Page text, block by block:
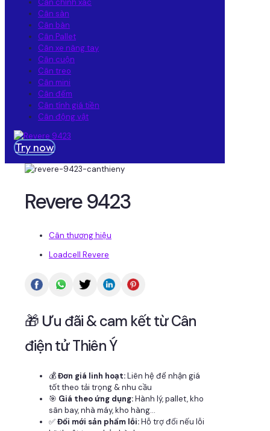
Cân chính xác
Cân sàn
Cân bàn
Cân Pallet
Cân xe nâng tay
Cân cuộn
Cân treo
Cân mini
Cân đếm
Cân tính giá tiền
Cân động vật
Try now
Revere 9423
Cân thương hiệu
Loadcell Revere
🎁 Ưu đãi & cam kết từ Cân
điện tử Thiên Ý
💰Đơn giá linh hoạt:Liên hệ để nhận giá
tốt theo tải trọng & nhu cầu
🎯 Giá theo ứng dụng:Hành lý, pallet, kho
sân bay, nhà máy, kho hàng...
✅Đổi mới sản phẩm lỗi:Hỗ trợ đổi nếu lỗi